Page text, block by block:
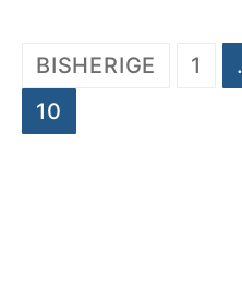
BISHERIGE 1
10